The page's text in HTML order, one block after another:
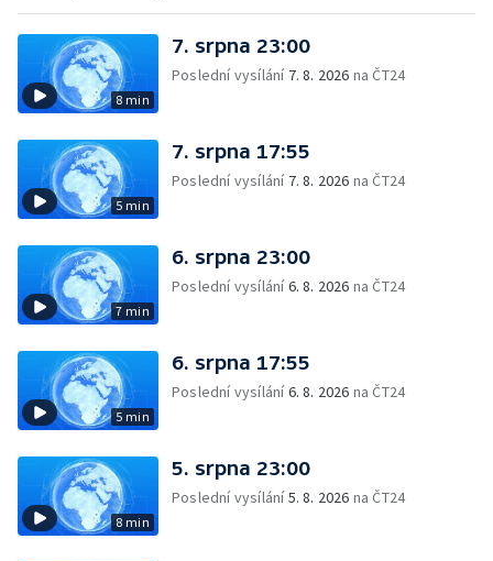
8 min
7. srpna 23:00
Poslední vysílání 7. 8. 2026 na ČT24
5 min
7. srpna 17:55
Poslední vysílání 7. 8. 2026 na ČT24
7 min
6. srpna 23:00
Poslední vysílání6. 8. 2026 na ČT24
5 min
6. srpna 17:55
Poslední vysílání6. 8. 2026 na ČT24
8 min
5. srpna 23:00
Poslední vysílání5. 8. 2026 na ČT24